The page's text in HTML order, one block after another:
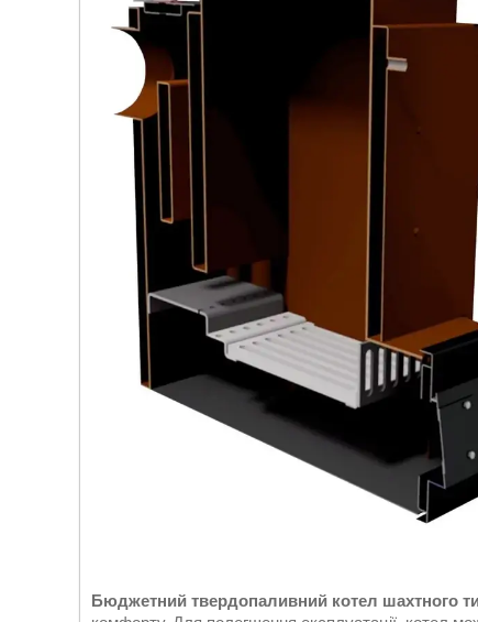
Бюджетний твердопаливний котел шахтного